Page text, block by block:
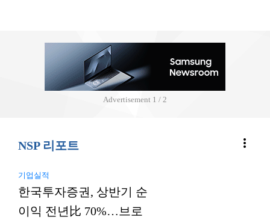
Advertisement 2 / 2
NSP 리포트 more_vert
기업실적
한국투자증권, 상반기 순
이익 전년比 70%…브로